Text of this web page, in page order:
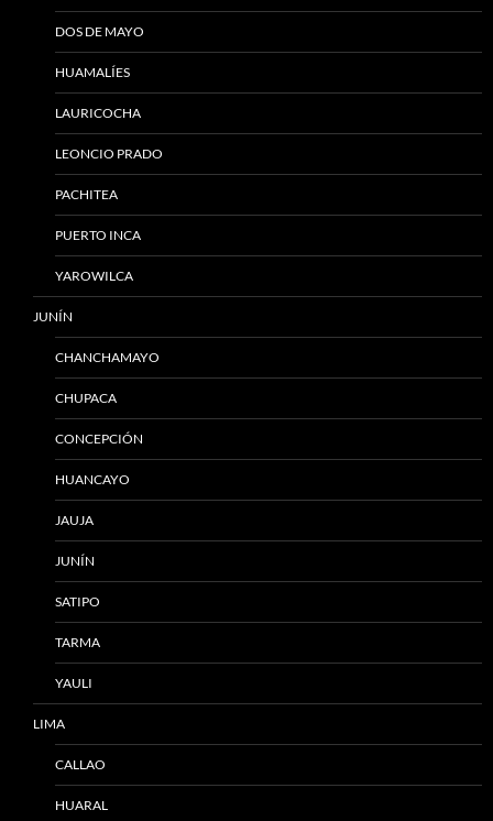
DOS DE MAYO
HUAMALÍES
LAURICOCHA
LEONCIO PRADO
PACHITEA
PUERTO INCA
YAROWILCA
JUNÍN
CHANCHAMAYO
CHUPACA
CONCEPCIÓN
HUANCAYO
JAUJA
JUNÍN
SATIPO
TARMA
YAULI
LIMA
CALLAO
HUARAL